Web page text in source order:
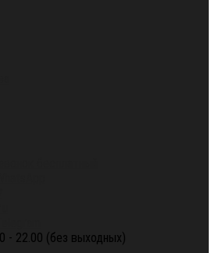
- 22.00 (без выходных)